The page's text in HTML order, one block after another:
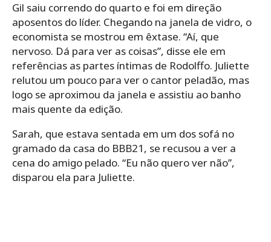
Gil saiu correndo do quarto e foi em direção
aposentos do líder. Chegando na janela de vidro, o
economista se mostrou em êxtase. “Aí, que
nervoso. Dá para ver as coisas”, disse ele em
referências as partes íntimas de Rodolffo. Juliette
relutou um pouco para ver o cantor peladão, mas
logo se aproximou da janela e assistiu ao banho
mais quente da edição.
Sarah, que estava sentada em um dos sofá no
gramado da casa do BBB21, se recusou a ver a
cena do amigo pelado. “Eu não quero ver não”,
disparou ela para Juliette.